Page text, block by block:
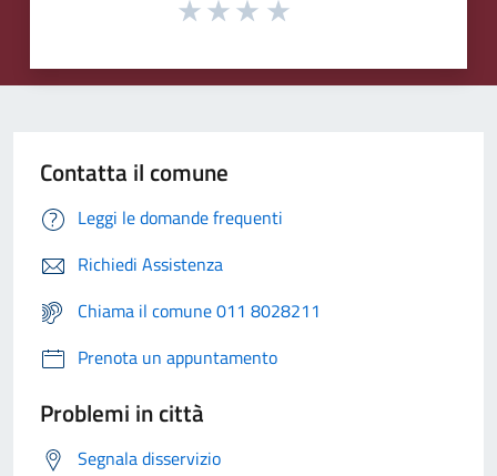
Contatta il comune
Leggi le domande frequenti
Richiedi Assistenza
Chiama il comune 011 8028211
Prenota un appuntamento
Problemi in città
Segnala disservizio